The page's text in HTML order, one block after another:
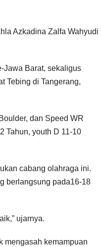
Azkadina Zalfa Wahyudi
Jawa Barat, sekaligus
Tebing di Tangerang,
dan Speed WR
Tahun, youth D 11-10
cabang olahraga ini.
berlangsung pada16-18
ujarnya.
mengasah kemampuan